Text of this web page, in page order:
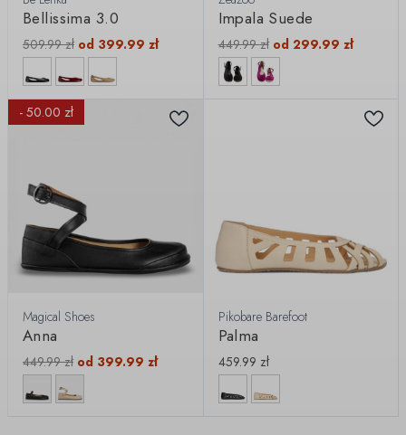
Bellissima 3.0
509.99zł od 399.99 zł
Impala Suede
449.99zł od 299.99 zł
- 50.00 zł
Magical Shoes
Anna
449.99zł od 399.99 zł
Pikobare Barefoot
Palma
459.99 zł